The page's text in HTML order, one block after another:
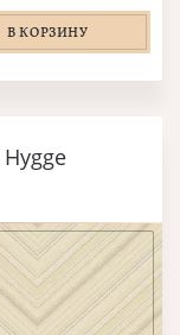
В КОРЗИНУ